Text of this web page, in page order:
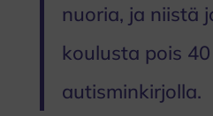
nuoria, ja niistä
koulusta pois
autisminkirjolla.